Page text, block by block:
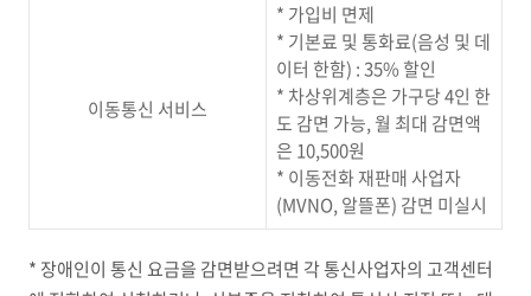
이동통신 서비스
* 가입비 면제
* 기본료 및 통화료(음성 및 데
이터 한함) : 35% 할인
* 차상위계층은 가구당 4인 한
도 감면 가능, 월 최대 감면액
은 10,500원
* 이동전화 재판매 사업자
(MVNO, 알뜰폰) 감면 미실시
* 장애인이 통신 요금을 감면받으려면 각 통신사업자의 고객센터